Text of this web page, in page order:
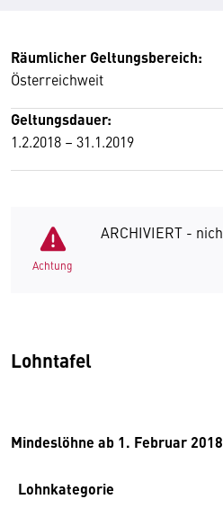
Räumlicher Geltungsbereich:
Österreichweit
Geltungsdauer:
1.2.2018 – 31.1.2019
Achtung
ARCHIVIERT -
Lohntafel
Mindeslöhne ab 1. Februar 2018
Lohnkategorie